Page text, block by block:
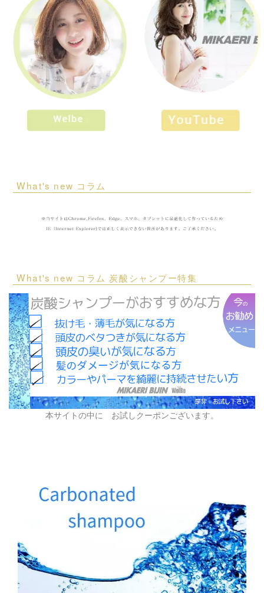
What's new コラム
What's new コラム 炭酸シャンプー特集
本サイトの中に お試しクーポンございます。